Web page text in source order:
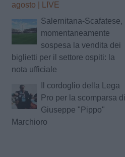
agosto | LIVE
Salernitana-Scafatese,
momentaneamente
sospesa la vendita dei
biglietti per il settore ospiti: la
nota ufficiale
Il cordoglio della Lega
Pro per la scomparsa di
Giuseppe "Pippo"
Marchioro